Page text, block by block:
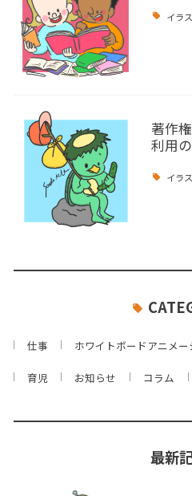
イラ
著作
利用
イラ
仕事 ホワイトボードアニメー
育児 お知らせ コラム
最新